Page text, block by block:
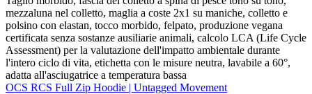
mezzaluna nel colletto, maglia a coste 2x1 su maniche, colletto e
polsino con elastan, tocco morbido, felpato, produzione vegana
certificata senza sostanze ausiliarie animali, calcolo LCA (Life Cycle
Assessment) per la valutazione dell'impatto ambientale durante
l'intero ciclo di vita, etichetta con le misure neutra, lavabile a 60°,
adatta all'asciugatrice a temperatura bassa
OCS RCS Full Zip Hoodie | Untagged Movement